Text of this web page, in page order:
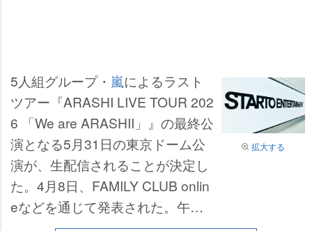
拡大する
5人組グループ・ 嵐によるラスト
ツアー『ARASHI LIVE TOUR 202
6 「We are ARASHII」』の最終公
演となる5月31日の東京ドーム公
演が、生配信されることが決定し
た。4月8日、FAMILY CLUB onlin
eなどを通じて発表された。午後6
時から同サイトで生配信を実施